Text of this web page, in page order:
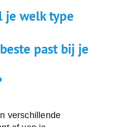
je welk type
past bij je
verschillende